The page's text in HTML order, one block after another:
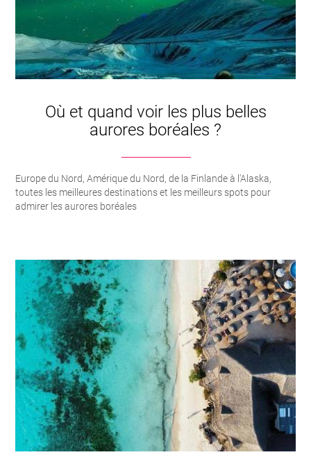
Où et quand voir les plus belles
aurores boréales ?
Europe du Nord, Amérique du Nord, de la Finlande à l'Alaska,
toutes les meilleures destinations et les meilleurs spots pour
admirer les aurores boréales